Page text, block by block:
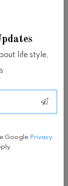
produk
beberapa
dari
life style,
Google Privacy